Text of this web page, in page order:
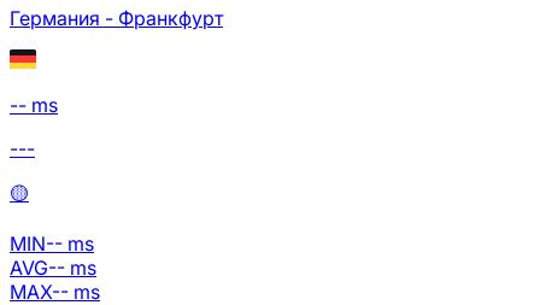
Германия - Франкфурт
-- ms
---
🟡
MIN-- ms
AVG-- ms
MAX-- ms